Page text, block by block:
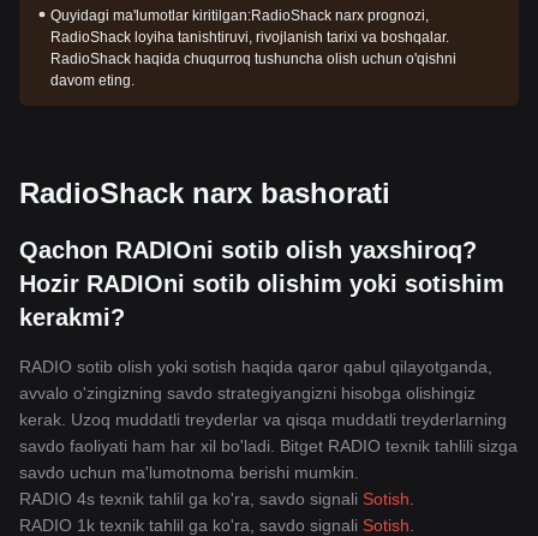
Quyidagi ma'lumotlar kiritilgan:RadioShack narx prognozi,
RadioShack loyiha tanishtiruvi, rivojlanish tarixi va boshqalar.
RadioShack haqida chuqurroq tushuncha olish uchun o'qishni
davom eting.
RadioShack narx bashorati
Qachon RADIOni sotib olish yaxshiroq?
Hozir RADIOni sotib olishim yoki sotishim
kerakmi?
RADIO sotib olish yoki sotish haqida qaror qabul qilayotganda,
avvalo o'zingizning savdo strategiyangizni hisobga olishingiz
kerak. Uzoq muddatli treyderlar va qisqa muddatli treyderlarning
savdo faoliyati ham har xil bo'ladi. Bitget RADIO texnik tahlili sizga
savdo uchun ma'lumotnoma berishi mumkin.
RADIO 4s texnik tahlil ga ko'ra, savdo signali Sotish
RADIO 1k texnik tahlil ga ko'ra, savdo signali Sotish